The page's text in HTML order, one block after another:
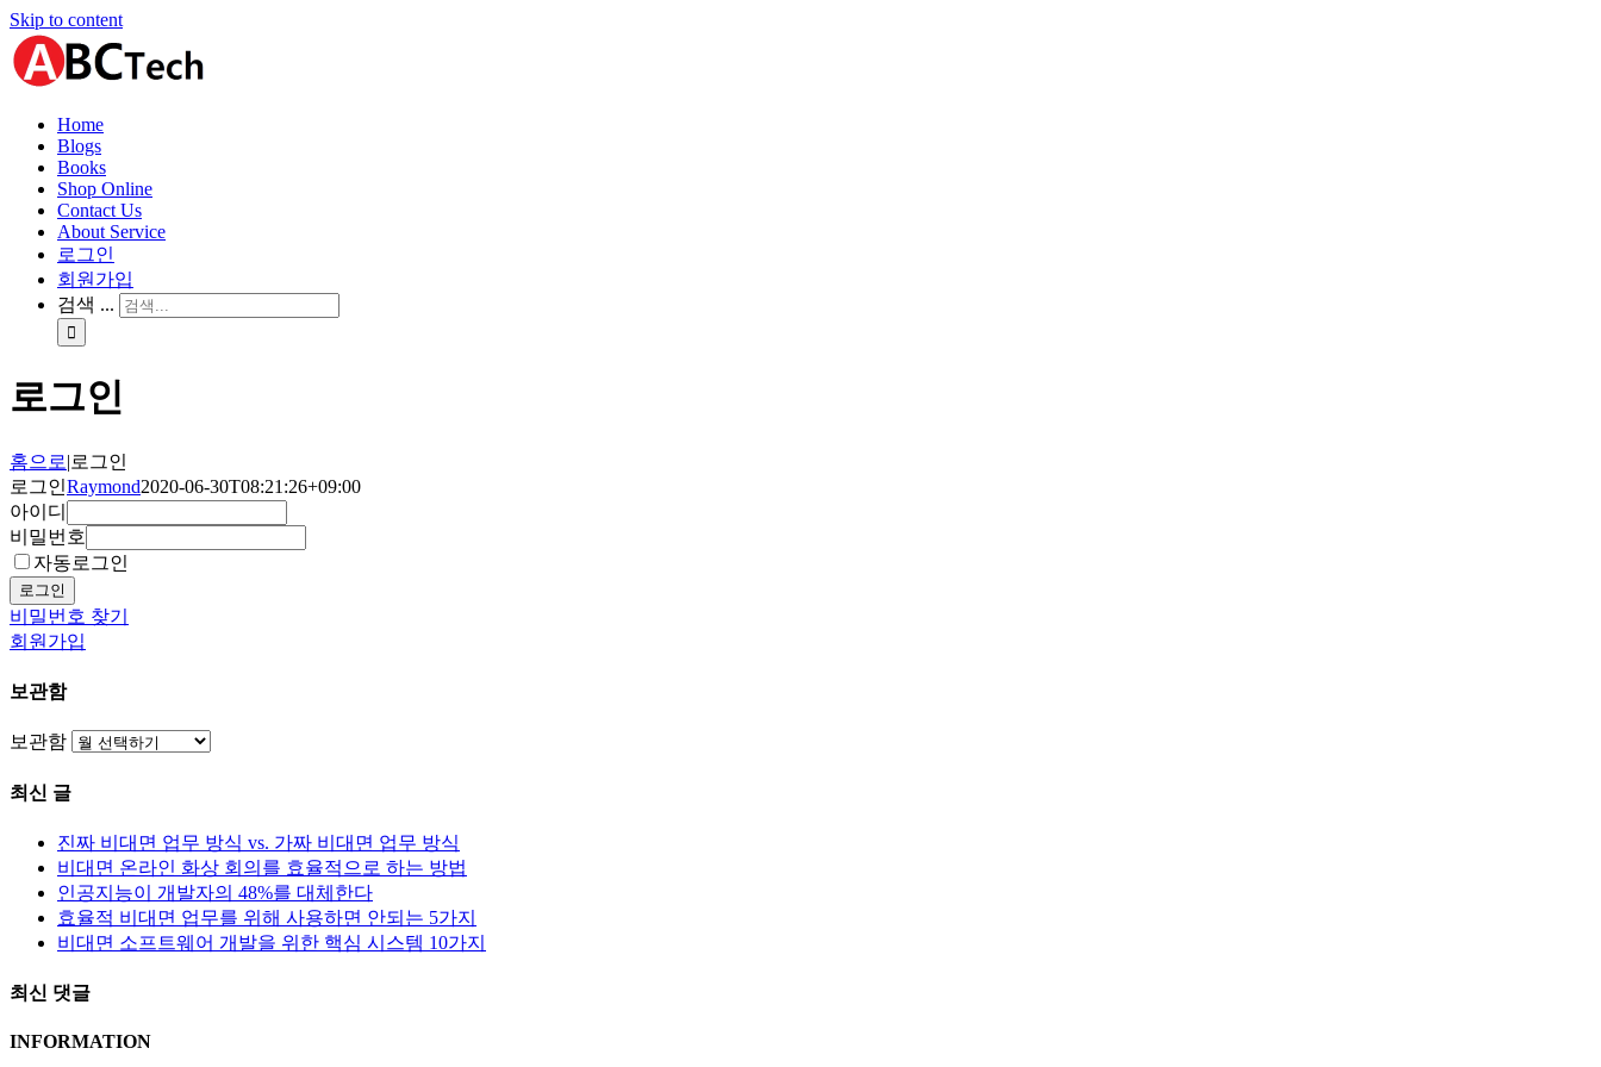
Skip to content
Home
Blogs
Books
Shop Online
Contact Us
About Service
로그인
회원가입
검색 ...
로그인
홈으로|로그인
로그인Raymond2020-06-30T08:21:26+09:00
아이디
비밀번호
자동로그인
로그인
비밀번호 찾기
회원가입
보관함
보관함
최신 글
진짜 비대면 업무 방식 vs. 가짜 비대면 업무 방식
비대면 온라인 화상 회의를 효율적으로 하는 방법
인공지능이 개발자의 48%를 대체한다
효율적 비대면 업무를 위해 사용하면 안되는 5가지
비대면 소프트웨어 개발을 위한 핵심 시스템 10가지
최신 댓글
INFORMATION